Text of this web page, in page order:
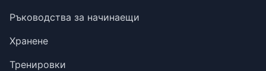
Ръководства за начинаещи
Хранене
Тренировки